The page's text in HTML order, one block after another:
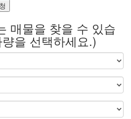
매물을 찾을 수 있습
을 선택하세요.)